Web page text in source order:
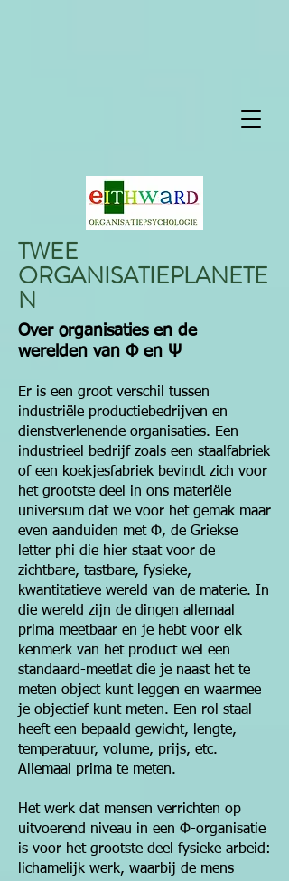
TWEE
ORGANISATIEPLANETE
N
Over organisaties en de
werelden van Φ en Ψ
Er is een groot verschil tussen
industriële productiebedrijven en
dienstverlenende organisaties. Een
industrieel bedrijf zoals een staalfabriek
of een koekjesfabriek bevindt zich voor
het grootste deel in ons materiële
universum dat we voor het gemak maar
even aanduiden met Φ, de Griekse
letter phi die hier staat voor de
zichtbare, tastbare, fysieke,
kwantitatieve wereld van de materie. In
die wereld zijn de dingen allemaal
prima meetbaar en je hebt voor elk
kenmerk van het product wel een
standaard-meetlat die je naast het te
meten object kunt leggen en waarmee
je objectief kunt meten. Een rol staal
heeft een bepaald gewicht, lengte,
temperatuur, volume, prijs, etc.
Allemaal prima te meten.
Het werk dat mensen verrichten op
uitvoerend niveau in een Φ-organisatie
is voor het grootste deel fysieke arbeid:
lichamelijk werk, waarbij de mens